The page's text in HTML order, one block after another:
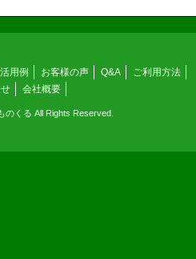
活用例 お客様の声 Q&A
ご利用方法
会社概要
のくる All Rights Reserved.